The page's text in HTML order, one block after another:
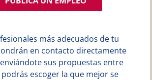
más adecuados de tu
en contacto directamente
sus propuestas entre
podrás escoger la que mejor se